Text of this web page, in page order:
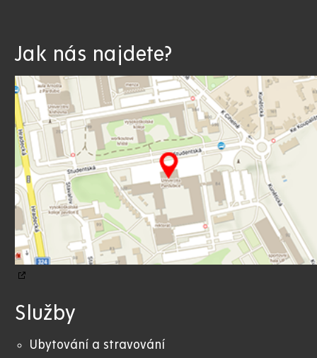
Jak nás najdete?
Služby
Ubytování a stravování